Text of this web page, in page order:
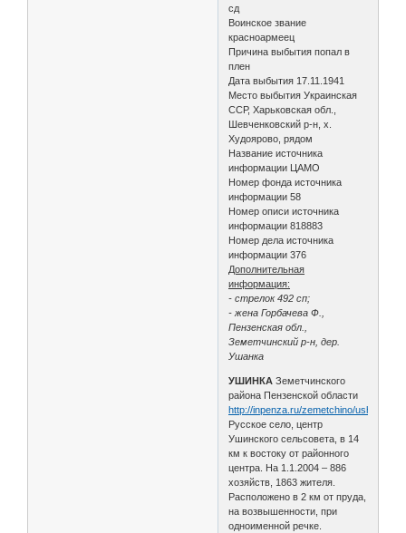
сд
Воинское звание
красноармеец
Причина выбытия попал в
плен
Дата выбытия 17.11.1941
Место выбытия Украинская
ССР, Харьковская обл.,
Шевченковский р-н, х.
Худоярово, рядом
Название источника
информации ЦАМО
Номер фонда источника
информации 58
Номер описи источника
информации 818883
Номер дела источника
информации 376
Дополнительная
информация:
- стрелок 492 сп;
- жена Горбачева Ф.,
Пензенская обл.,
Земетчинский р-н, дер.
Ушанка
УШИНКАЗеметчинского
района Пензенской области
http://inpenza.ru/zemetchino/
Русское село, центр
Ушинского сельсовета, в 14
км к востоку от районного
центра. На 1.1.2004 – 886
хозяйств, 1863 жителя.
Расположено в 2 км от пруда,
на возвышенности, при
одноименной речке.